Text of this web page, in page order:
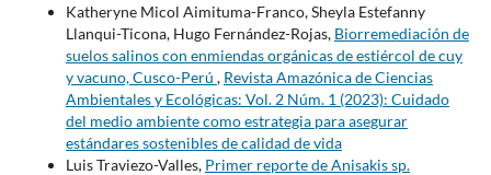
Katheryne Micol Aimituma-Franco, Sheyla Estefanny
Llanqui-Ticona, Hugo Fernández-Rojas, Biorremediación de
suelos salinos con enmiendas orgánicas de estiércol de cuy
y vacuno, Cusco-Perú , Revista Amazónica de Ciencias
Ambientales y Ecológicas: Vol. 2 Núm. 1 (2023): Cuidado
del medio ambiente como estrategia para asegurar
estándares sostenibles de calidad de vida
Luis Traviezo-Valles, Primer reporte de Anisakis sp.